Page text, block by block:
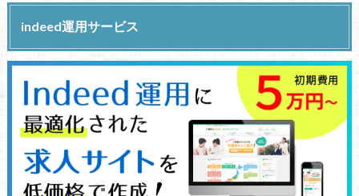
indeed運用サービス